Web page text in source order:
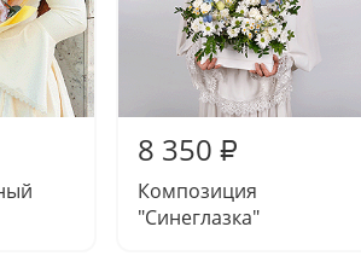
8 350 ₽
Композиция
"Синеглазка"